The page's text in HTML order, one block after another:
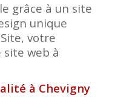
grâce à un site
unique
votre
web à
à Chevigny